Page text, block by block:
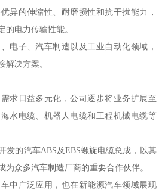
异的伸缩性、耐磨损性和抗干扰能力，
的电力传输性能。
电子、汽车制造以及工业自动化领域，
解决方案。
求日益多元化，公司逐步将业务扩展至
水电缆、机器人电缆和工程机械电缆等
发的汽车ABS及EBS螺旋电缆总成，以其
为众多汽车制造厂商的重要合作伙伴。
中广泛应用，也在新能源汽车领域展现